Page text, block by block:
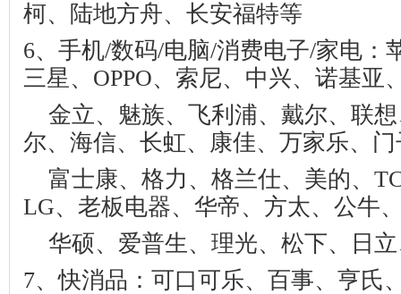
柯、陆地方舟、长安福特等
6、手机/数码/电脑/消费电子/家电：
三星、 OPPO、索尼、中兴、诺基亚
金立、魅族、飞利浦、戴尔、联
尔、海信、长虹、康佳、万家乐、
富士康、格力、格兰仕、美的、
LG、老板电器、华帝、方太、公牛
华硕、爱普生、理光、松下、日
7、快消品：可口可乐、百事、亨氏